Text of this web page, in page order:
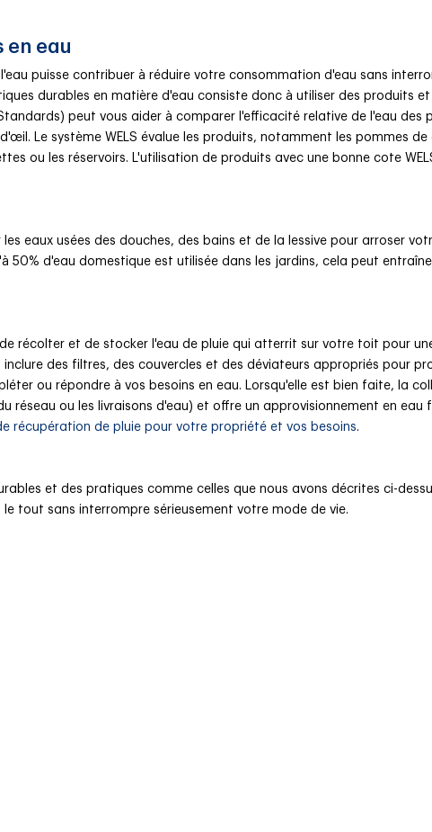
en eau
puisse contribuer à réduire votre consommation d'eau sans
durables en matière d'eau consiste donc à utiliser des produits
peut vous aider à comparer l'efficacité relative de l'eau
Le système WELS évalue les produits, notamment les pommes de
ou les réservoirs. L'utilisation de produits avec une bonne cote
eaux usées des douches, des bains et de la lessive pour arroser
50% d'eau domestique est utilisée dans les jardins, cela peut
récolter et de stocker l'eau de pluie qui atterrit sur votre toit pour
des filtres, des couvercles et des déviateurs appropriés pour
ou répondre à vos besoins en eau. Lorsqu'elle est bien faite, la
réseau ou les livraisons d'eau) et offre un approvisionnement en eau
récupération de pluie pour votre propriété et vos besoins.
et des pratiques comme celles que nous avons décrites ci-
tout sans interrompre sérieusement votre mode de vie.